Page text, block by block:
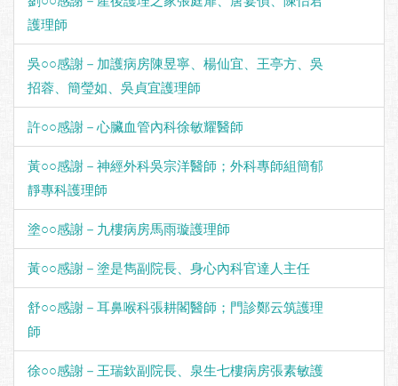
護理師
吳○○感謝－加護病房陳昱寧、楊仙宜、王亭方、吳
招蓉、簡瑩如、吳貞宜護理師
許○○感謝－心臟血管內科徐敏耀醫師
黃○○感謝－神經外科吳宗洋醫師；外科專師組簡郁
靜專科護理師
塗○○感謝－九樓病房馬雨璇護理師
黃○○感謝－塗是雋副院長、身心內科官達人主任
舒○○感謝－耳鼻喉科張耕閣醫師；門診鄭云筑護理
師
徐○○感謝－王瑞欽副院長、泉生七樓病房張素敏護